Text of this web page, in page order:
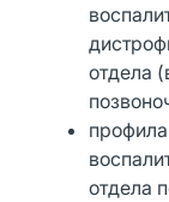
отдела
отдела